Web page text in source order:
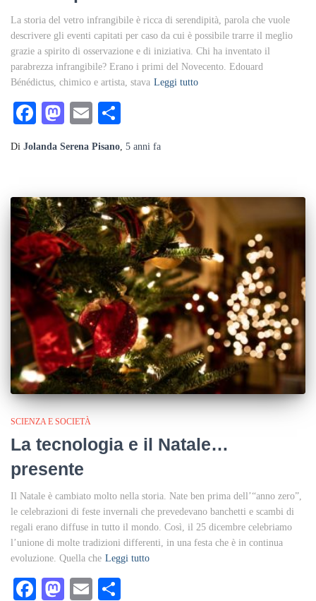
La storia del vetro infrangibile è ricca di serendipità, parola che vuole
descrivere gli eventi capitati per caso da cui è possibile trarre il meglio
grazie a spirito di osservazione e di iniziativa. Chi ha inventato il
parabrezza infrangibile? Erano i primi del Novecento. Edouard
Bénédictus, chimico e artista, stava Leggi tutto
Facebook
Mastodon
Email
Di Jolanda Serena Pisano, 5 anni fa
SCIENZA E SOCIETÀ
La tecnologia e il Natale…
presente
Il Natale è cambiato molto nella storia. Nate ben prima dell’“anno zero”,
le celebrazioni di feste invernali che prevedevano banchetti e scambi di
regali erano diffuse in tutto il mondo. Così, il 25 dicembre celebriamo
l’unione di molte tradizioni differenti, in una festa che è in continua
evoluzione. Quella che Leggi tutto
Facebook
Mastodon
Email